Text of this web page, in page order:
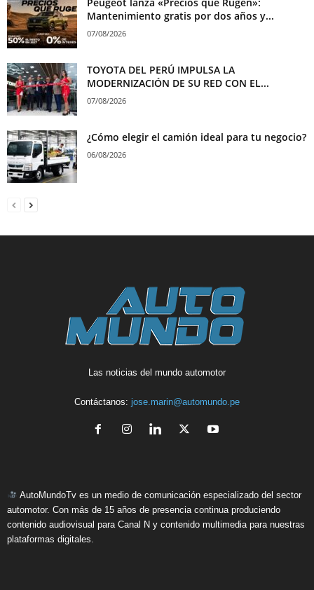
Mantenimiento gratis por dos años y...
07/08/2026
TOYOTA DEL PERÚ IMPULSA LA
MODERNIZACIÓN DE SU RED CON EL...
07/08/2026
¿Cómo elegir el camión ideal para tu negocio?
06/08/2026
Las noticias del mundo automotor
Contáctanos: jose.marin@automundo.pe
AutoMundoTv es un medio de comunicación especializado del sector
automotor. Con más de 15 años de presencia continua produciendo
contenido audiovisual para Canal N y contenido multimedia para nuestras
plataformas digitales.